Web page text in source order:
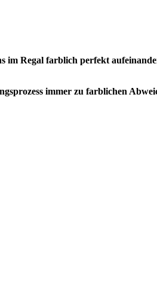
im Regal farblich perfekt
immer zu farblichen